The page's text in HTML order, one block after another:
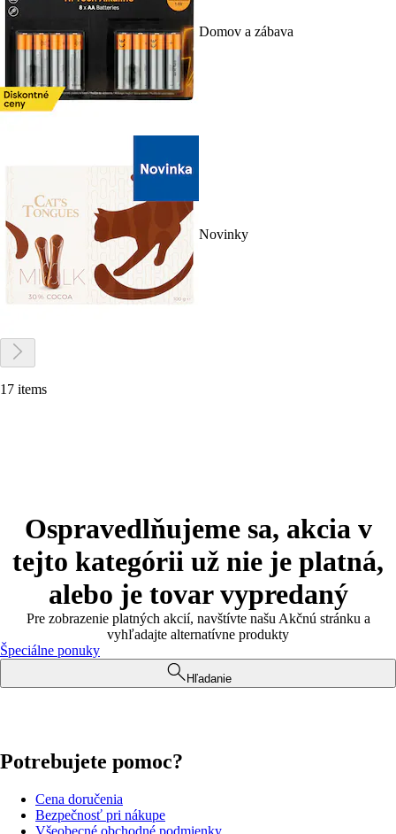
Domov a zábava
Novinky
17 items
Ospravedlňujeme sa, akcia v
tejto kategórii už nie je platná,
alebo je tovar vypredaný
Pre zobrazenie platných akcií, navštívte našu Akčnú stránku a
vyhľadajte alternatívne produkty
Špeciálne ponuky
Hľadanie
Potrebujete pomoc?
Cena doručenia
Bezpečnosť pri nákupe
Všeobecné obchodné podmienky